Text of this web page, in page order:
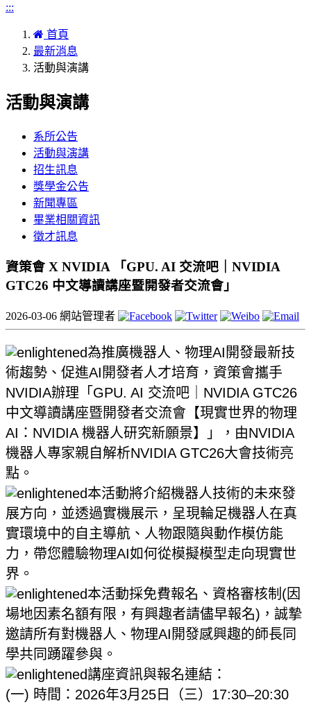
:::
首頁
最新消息
活動與演講
活動與演講
系所公告
活動與演講
招生訊息
獎學金公告
新聞專區
畢業相關資訊
徵才訊息
資策會 X NVIDIA 「GPU. AI 交流吧｜NVIDIA
GTC26 中文導讀講座暨開發者交流會」
2026-03-06 網站管理者
為推廣機器人、物理AI開發最新技
術趨勢、促進AI開發者人才培育，資策會攜手
NVIDIA辦理「GPU. AI 交流吧｜NVIDIA GTC26
中文導讀講座暨開發者交流會【現實世界的物理
AI：NVIDIA 機器人研究新願景】」，由NVIDIA
機器人專家親自解析NVIDIA GTC26大會技術亮
點。
本活動將介紹機器人技術的未來發
展方向，並透過實機展示，呈現輪足機器人在真
實環境中的自主導航、人物跟隨與動作模仿能
力，帶您體驗物理AI如何從模擬模型走向現實世
界。
​​​​​​​本活動採免費報名、資格審核制(因
場地因素名額有限，有興趣者請儘早報名)，誠摯
邀請所有對機器人、物理AI開發感興趣的師長同
學共同踴躍參與。
​​​​​​​講座資訊與報名連結：
(一) 時間：2026年3月25日（三）17:30–20:30